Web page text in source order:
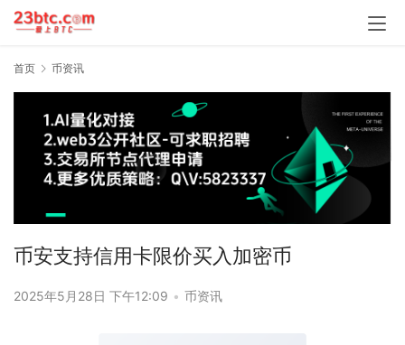
首页 币资讯
币安支持信用卡限价买入加密币
2025年5月28日 下午12:09 • 币资讯